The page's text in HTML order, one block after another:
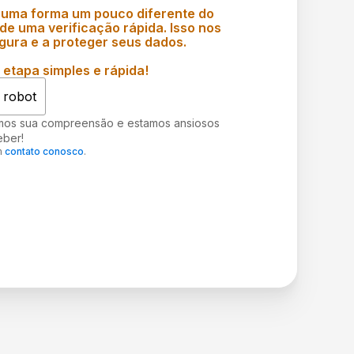
forma um pouco diferente do
uma verificação rápida. Isso nos
e a proteger seus dados.
simples e rápida!
robot
sua compreensão e estamos ansiosos
contato conosco.